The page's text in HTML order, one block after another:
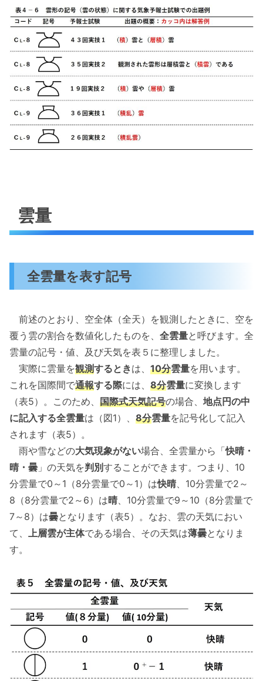
雲量
全雲量を表す記号
前述のとおり、空全体（全天）を観測したときに、空を
覆う雲の割合を数値化したものを、 全雲量と呼びます。全
雲量の記号・値、及び天気を表５に整理しました。
実際に雲量を観測するときは、 10分雲量を用います。
これを国際間で通報する際には、 8分雲量に変換します
（表5）。このため、 国際式天気記号の場合、 地点円の中
に記入する全雲量は（図1）、 8分雲量を記号化して記入
されます（表5）。
雨や雪などの大気現象がない場合、全雲量から「快晴・
晴・曇 」の天気を判別することができます。つまり、10
分雲量で0～1（8分雲量で0～1）は快晴、10分雲量で2～
8（8分雲量で2～6）は晴、10分雲量で9～10（8分雲量で
7～8）は曇となります（表5）。なお、雲の天気におい
て、 上層雲が主体である場合、その天気は薄曇となりま
す。